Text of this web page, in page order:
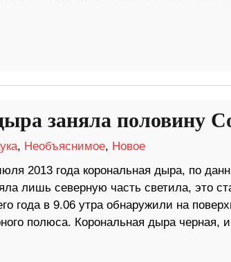
заняла половину
, Необъяснимое, Новое
2013 года корональная дыра, по
лишь северную часть светила, это
года в 9.06 утра обнаружили на
полюса. Корональная дыра черная,